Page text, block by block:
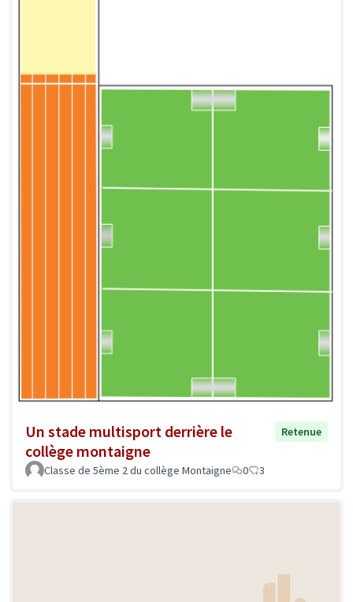
Un stade multisport derrière le
collège montaigne
Retenue
Classe de 5ème 2 du collège Montaigne 0 3